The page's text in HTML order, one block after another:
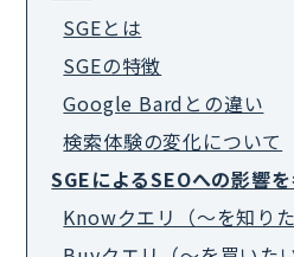
SGEとは
SGEの特徴
Google Bardとの違い
検索体験の変化について
SGEによるSEOへの影響
Knowクエリ（～を知り